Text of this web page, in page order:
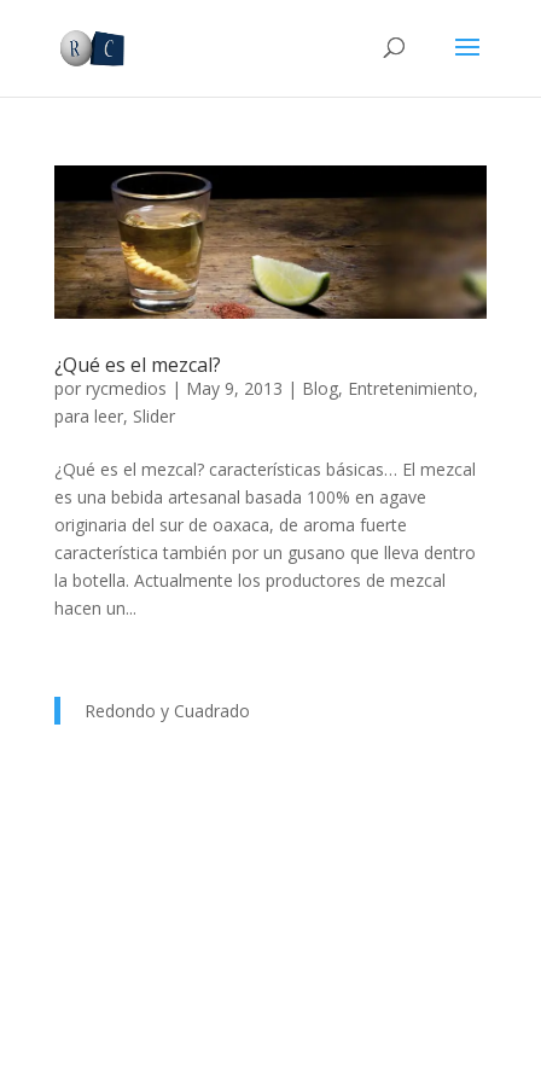
¿Qué es el mezcal?
por rycmedios | May 9, 2013 | Blog, Entretenimiento,
para leer, Slider
¿Qué es el mezcal? características básicas… El mezcal
es una bebida artesanal basada 100% en agave
originaria del sur de oaxaca, de aroma fuerte
característica también por un gusano que lleva dentro
la botella. Actualmente los productores de mezcal
hacen un...
Redondo y Cuadrado